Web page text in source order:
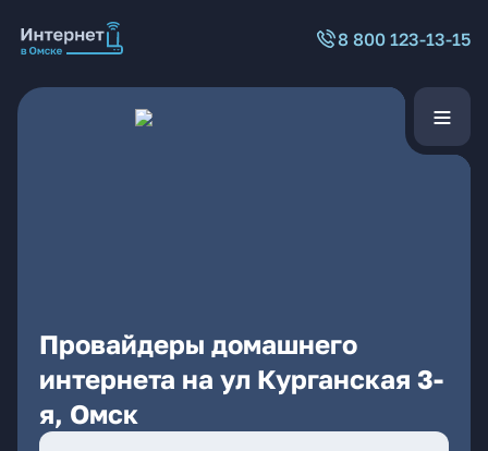
8 800 123-13-15
Провайдеры домашнего
интернета на ул Курганская 3-
я, Омск